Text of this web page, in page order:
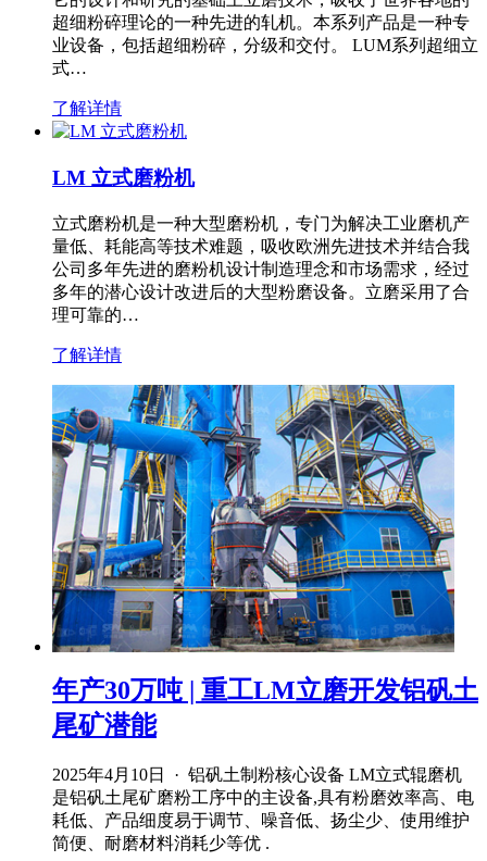
超细粉碎理论的一种先进的轧机。本系列产品是一种专
业设备，包括超细粉碎，分级和交付。 LUM系列超细立
式…
了解详情
LM 立式磨粉机
立式磨粉机是一种大型磨粉机，专门为解决工业磨机产
量低、耗能高等技术难题，吸收欧洲先进技术并结合我
公司多年先进的磨粉机设计制造理念和市场需求，经过
多年的潜心设计改进后的大型粉磨设备。立磨采用了合
理可靠的…
了解详情
年产30万吨 | 重工LM立磨开发铝矾土
尾矿潜能
2025年4月10日 · 铝矾土制粉核心设备 LM立式辊磨机
是铝矾土尾矿磨粉工序中的主设备,具有粉磨效率高、电
耗低、产品细度易于调节、噪音低、扬尘少、使用维护
简便、耐磨材料消耗少等优 .